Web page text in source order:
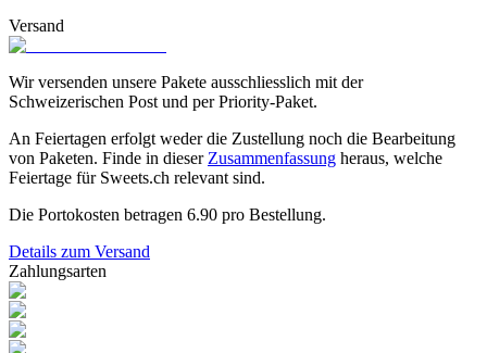
Versand
Wir versenden unsere Pakete ausschliesslich mit der
Schweizerischen Post und per Priority-Paket.
An Feiertagen erfolgt weder die Zustellung noch die Bearbeitung
von Paketen. Finde in dieser Zusammenfassung heraus, welche
Feiertage für Sweets.ch relevant sind.
Die Portokosten betragen 6.90 pro Bestellung.
Details zum Versand
Zahlungsarten